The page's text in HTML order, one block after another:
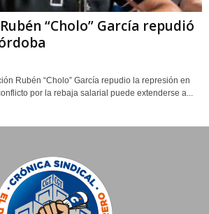
“Cholo” García repudió
Rubén “Cholo” García repudio la represión en
por la rebaja salarial puede extenderse a...